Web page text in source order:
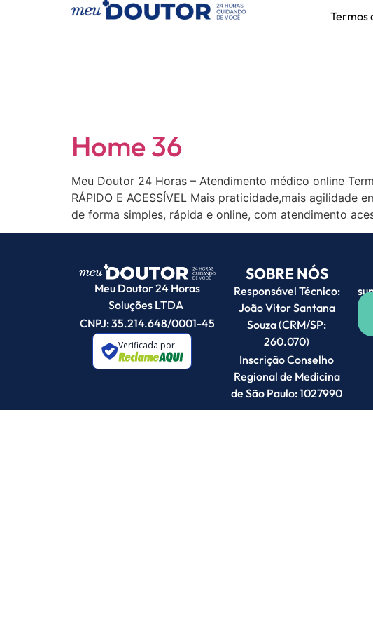
Termos
Home 36
Meu Doutor 24 Horas – Atendimento médico online
RÁPIDO E ACESSÍVEL Mais praticidade,mais
de forma simples, rápida e online, com atendimento
Meu Doutor 24 Horas
Soluções LTDA
CNPJ: 35.214.648/0001-45
Verificada por
SOBRE NÓS
Responsável Técnico:
João Vitor Santana
Souza (CRM/SP:
260.070)
Inscrição Conselho
Regional de Medicina
de São Paulo: 1027990